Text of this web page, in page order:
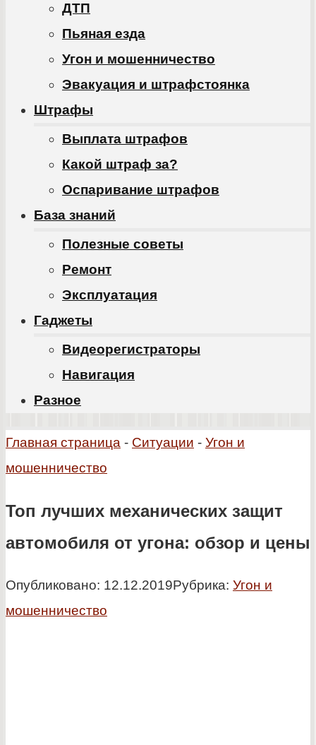
ДТП
Пьяная езда
Угон и мошенничество
Эвакуация и штрафстоянка
Штрафы
Выплата штрафов
Какой штраф за?
Оспаривание штрафов
База знаний
Полезные советы
Ремонт
Эксплуатация
Гаджеты
Видеорегистраторы
Навигация
Разное
Главная страница - Ситуации - Угон и
мошенничество
Топ лучших механических защит
автомобиля от угона: обзор и цены
Опубликовано: 12.12.2019Рубрика: Угон и
мошенничество